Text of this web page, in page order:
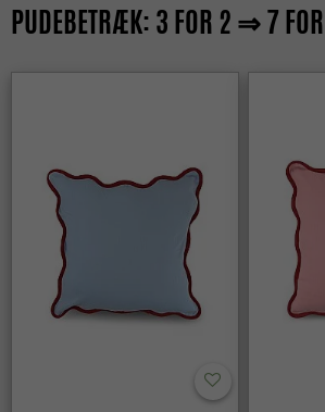
PUDEBETRÆK: 3 FOR 2 ⇒ 7